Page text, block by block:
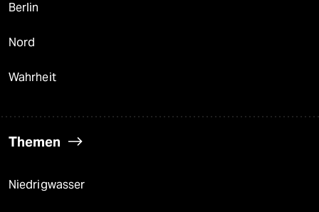
Berlin
Nord
Wahrheit
Themen
Niedrigwasser